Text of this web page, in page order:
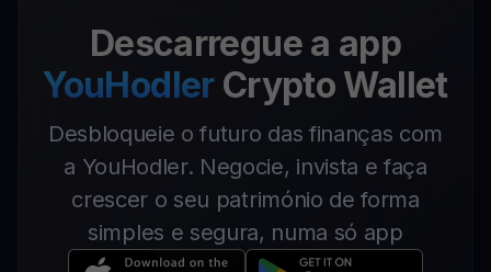
Descarregue a app
YouHodler Crypto Wallet
Desbloqueie o futuro das finanças com
a YouHodler. Negocie, invista e faça
crescer o seu património de forma
simples e segura, numa só app